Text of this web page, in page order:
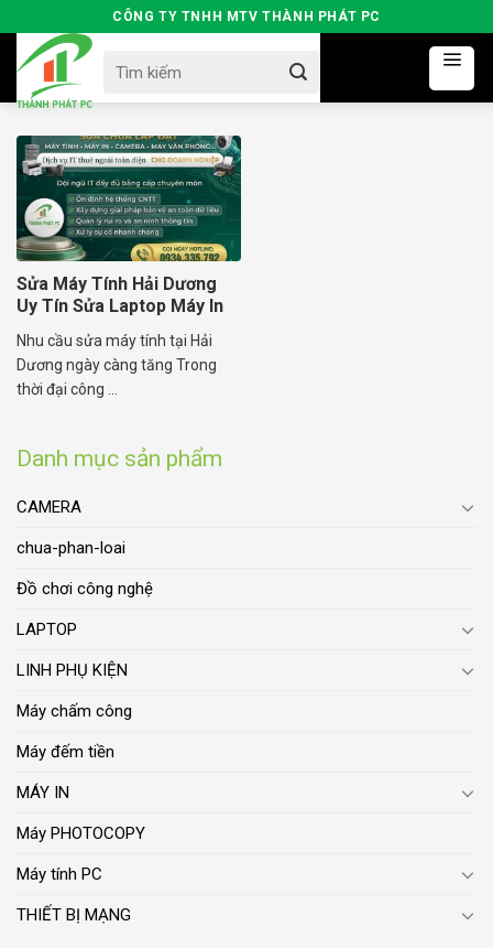
to
content
CÔNG TY TNHH MTV THÀNH PHÁT PC
for:
Danh mục sản phẩm
CAMERA
chua-phan-loai
Đồ chơi công nghệ
LAPTOP
LINH PHỤ KIỆN
Máy chấm công
Máy đếm tiền
MÁY IN
Máy PHOTOCOPY
Máy tính PC
THIẾT BỊ MẠNG
Sửa Máy Tính Hải Dương
Uy Tín Sửa Laptop Máy In
Tận Nơi
Nhu cầu sửa máy tính tại Hải
Dương ngày càng tăng Trong
thời đại công ...